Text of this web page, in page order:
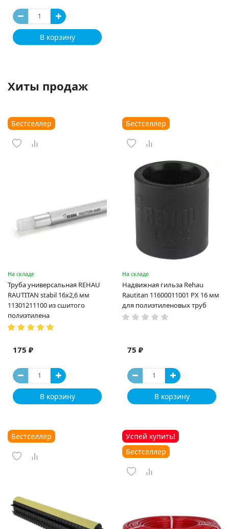
В корзину
Хиты продаж
Бестселлер
На складе
Труба универсальная REHAU
RAUTITAN stabil 16х2,6 мм
11301211100 из сшитого
полиэтилена
175 ₽
В корзину
Бестселлер
На складе
Надвижная гильза Rehau
Rautitan 11600011001 PX 16 мм
для полиэтиленовых труб
75 ₽
В корзину
Бестселлер
Успей купить!
Бестселлер